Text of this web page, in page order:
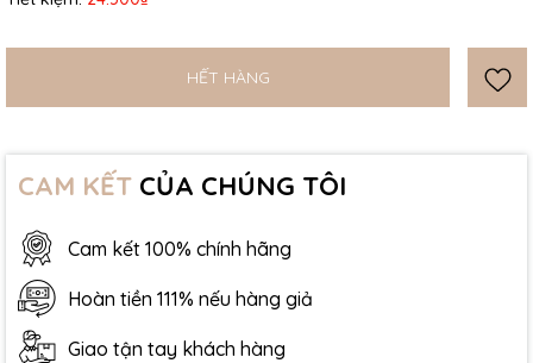
HẾT HÀNG
CAM KẾT CỦA CHÚNG TÔI
Cam kết 100% chính hãng
Hoàn tiền 111% nếu hàng giả
Giao tận tay khách hàng